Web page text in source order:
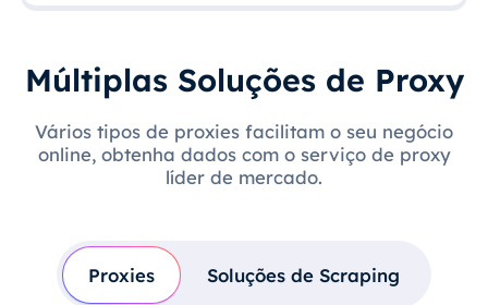
Múltiplas Soluções de Proxy
Vários tipos de proxies facilitam o seu negócio
online, obtenha dados com o serviço de proxy
líder de mercado.
Proxies Soluções de Scraping